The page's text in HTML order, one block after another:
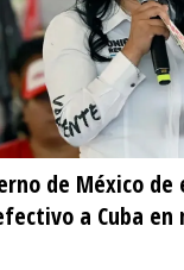
de México
a Cuba en